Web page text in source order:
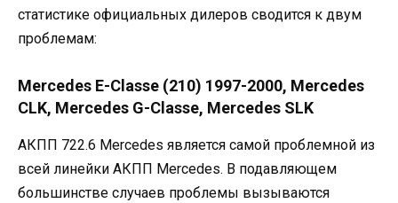
статистике официальных дилеров сводится к двум
проблемам:
Mercedes E-Classe (210) 1997-2000, Mercedes
CLK, Mercedes G-Classe, Mercedes SLK
АКПП 722.6 Mercedes является самой проблемной из
всей линейки АКПП Mercedes. В подавляющем
большинстве случаев проблемы вызываются